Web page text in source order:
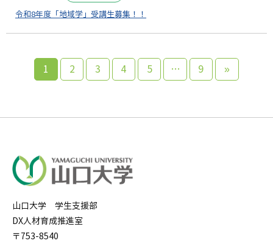
令和8年度「地域学」受講生募集！！
1 2 3 4 5 … 9 »
山口大学 学生支援部
DX人材育成推進室
〒753-8540